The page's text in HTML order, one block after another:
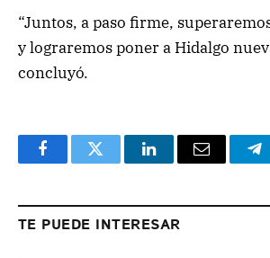
“Juntos, a paso firme,
y lograremos poner a Hidalgo
concluyó.
FacebookTwitter LinkedInEmail
TE PUEDE INTERESAR